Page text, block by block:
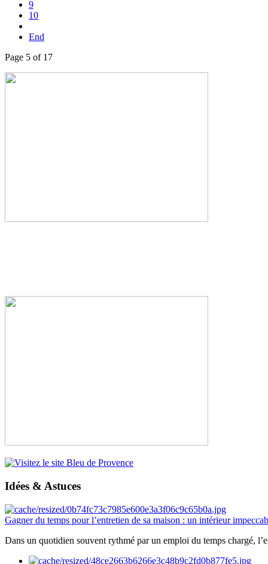
9
10
End
Page 5 of 17
Idées & Astuces
Gagner du temps pour l’entretien de sa maison : un intérieur
Dans un quotidien souvent rythmé par un emploi du temps chargé,